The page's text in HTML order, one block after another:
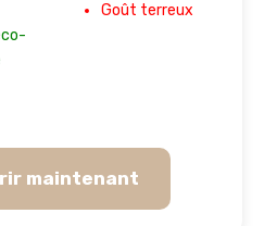
Goût terreux
maintenant